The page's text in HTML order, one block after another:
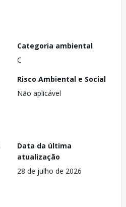
Categoria ambiental
C
Risco Ambiental e Social
Não aplicável
Data da última
atualização
28 de julho de 2026